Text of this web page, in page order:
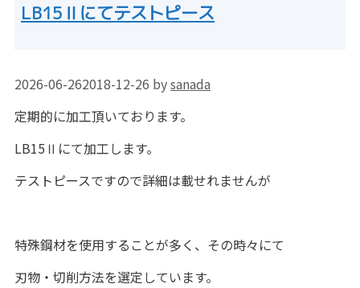
LB15Ⅱにてテストピース
2026-06-262018-12-26 bysanada
定期的に加工頂いております。
LB15Ⅱにて加工します。
テストピースですので詳細は載せれませんが
特殊鋼材を使用することが多く、その時々にて
刃物・切削方法を選定しています。